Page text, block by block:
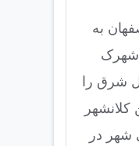
به
شهرک
شرق را
شهر در